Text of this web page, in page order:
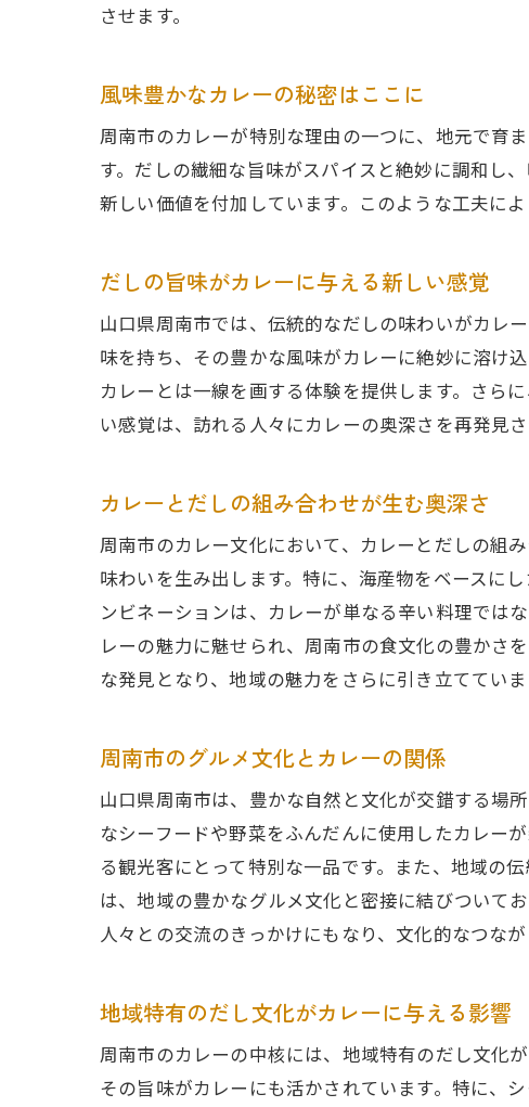
訪
カ
周
させます。
風味豊かなカレーの秘密はここに
周南市のカレーが特別な理由の一つに、地元で育
す。だしの繊細な旨味がスパイスと絶妙に調和し
新しい価値を付加しています。このような工夫に
だしの旨味がカレーに与える新しい感覚
山口県周南市では、伝統的なだしの味わいがカレ
味を持ち、その豊かな風味がカレーに絶妙に溶け
カレーとは一線を画する体験を提供します。さら
い感覚は、訪れる人々にカレーの奥深さを再発見
カレーとだしの組み合わせが生む奥深さ
周南市のカレー文化において、カレーとだしの組
味わいを生み出します。特に、海産物をベースに
ンビネーションは、カレーが単なる辛い料理では
レーの魅力に魅せられ、周南市の食文化の豊かさ
な発見となり、地域の魅力をさらに引き立てていま
周南市のグルメ文化とカレーの関係
山口県周南市は、豊かな自然と文化が交錯する場
なシーフードや野菜をふんだんに使用したカレー
る観光客にとって特別な一品です。また、地域の
は、地域の豊かなグルメ文化と密接に結びついて
人々との交流のきっかけにもなり、文化的なつな
地域特有のだし文化がカレーに与える影響
周南市のカレーの中核には、地域特有のだし文化
その旨味がカレーにも活かされています。特に、